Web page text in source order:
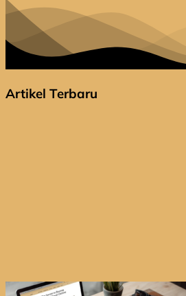
Artikel Terbaru